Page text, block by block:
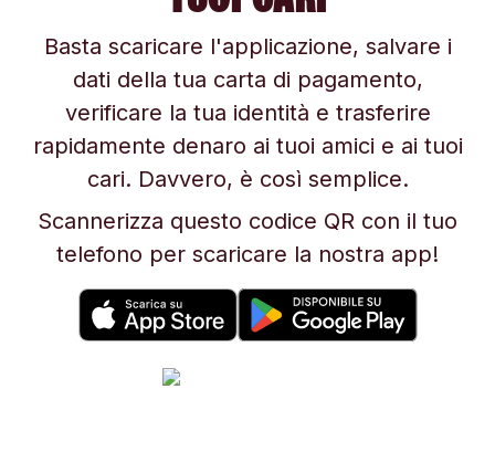
Basta scaricare l'applicazione, salvare i
dati della tua carta di pagamento,
verificare la tua identità e trasferire
rapidamente denaro ai tuoi amici e ai tuoi
cari. Davvero, è così semplice.
Scannerizza questo codice QR con il tuo
telefono per scaricare la nostra app!